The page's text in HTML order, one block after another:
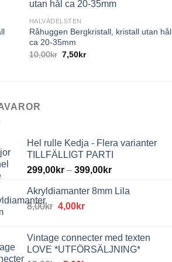
HALVÄDELSTEN
Råhuggen Bergkristall, kristall utan hål
ca 20-35mm
10,00kr 7,50kr
Hel rulle Kedja - Flera varianter
TILLFÄLLIGT PARTI
299,00kr – 399,00kr
Akryldiamanter 8mm Lila
8,00kr Det
var:
8,00kr.
4,00krDet
är:
4,00kr.
Vintage connecter med texten
LOVE *UTFÖRSÄLJNING*